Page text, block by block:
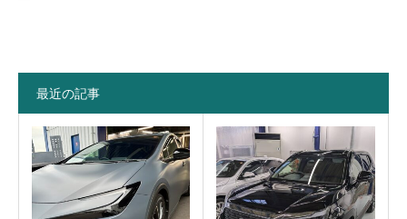
最近の記事